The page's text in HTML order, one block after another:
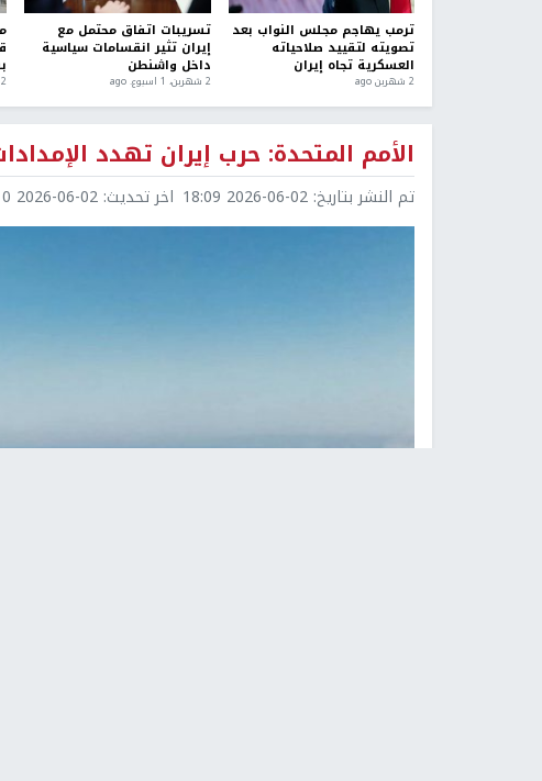
ترمب يهاجم مجلس النواب بعد
تصويته لتقييد صلاحياته
العسكرية تجاه إيران
2 شهرين ago
تسريبات اتفاق محتمل مع
إيران تثير انقسامات سياسية
داخل واشنطن
2 شهرين، 1 اسبوع. ago 2 أسبوعين، 2 يومان ago
الأمم المتحدة: حرب إيران تهدد
تم النشر بتاريخ: 2026-06-02 18:09 اخر تحديث: 2026-06-02 18:10